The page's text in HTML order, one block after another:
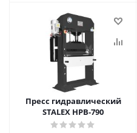
Пресс гидравлический
STALEX HPB-790